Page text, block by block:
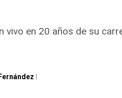
vivo en 20 años de su